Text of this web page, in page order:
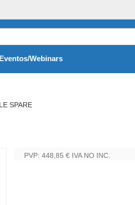
Eventos/Webinars
SPARE
PVP: 448,85 € IVA NO INC.